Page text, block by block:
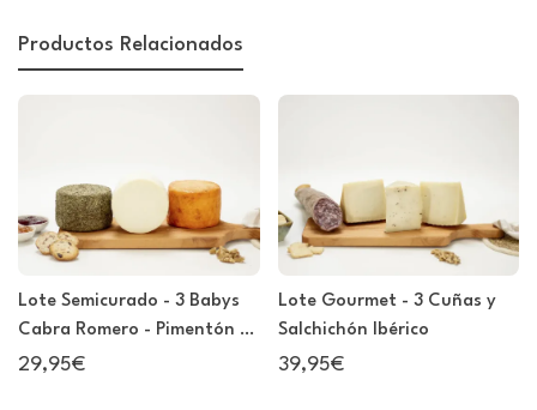
Productos Relacionados
Lote Semicurado - 3 Babys
Cabra Romero - Pimentón -
Semicurado
29,95€
Lote Gourmet - 3 Cuñas y
Salchichón Ibérico
39,95€